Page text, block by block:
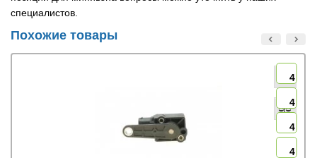
специалистов.
Похожие товары
4
4
4
4